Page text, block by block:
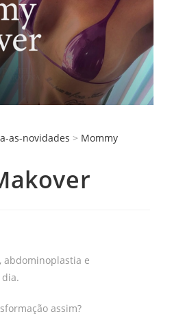
as-novidades > Mommy
abdominoplastia e
assim?